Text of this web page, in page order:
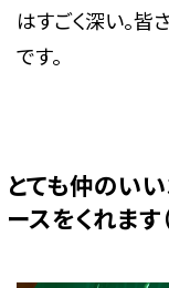
はすごく深い。皆
です。
とても仲のい
ースをくれます（